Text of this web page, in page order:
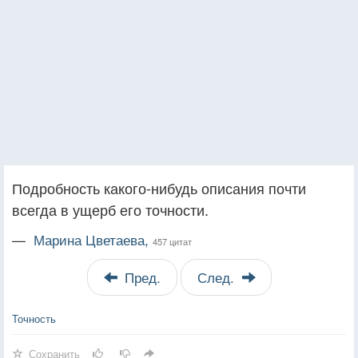
Подробность какого-нибудь описания почти
всегда в ущерб его точности.
— Марина Цветаева, 457 цитат
Пред. След.
Точность
Сохранить